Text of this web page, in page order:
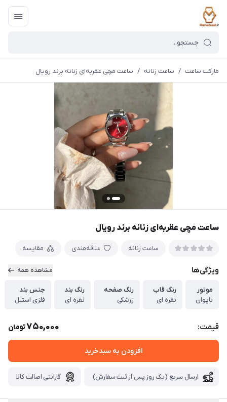
مارکت ساعت / ساعت زنانه / ساعت مچی عقربه‌ای زنانه برند رویال
ساعت مچی عقربه‌ای زنانه برند رویال
ساعت زنانه علاقه‌مندی مقایسه
ویژگی‌ها مشاهده همه
موتور
تایوان
رنگ قاب
نقره ای
رنگ صفحه
زرشکی
رنگ بند
نقره ای
جنس بند
فلزی استیل
قیمت: 750,000تومان
افزودن به سبدخرید
ارسال سریع (یک روز پس از ثبت سفارش) گارانتی اصالت کالا